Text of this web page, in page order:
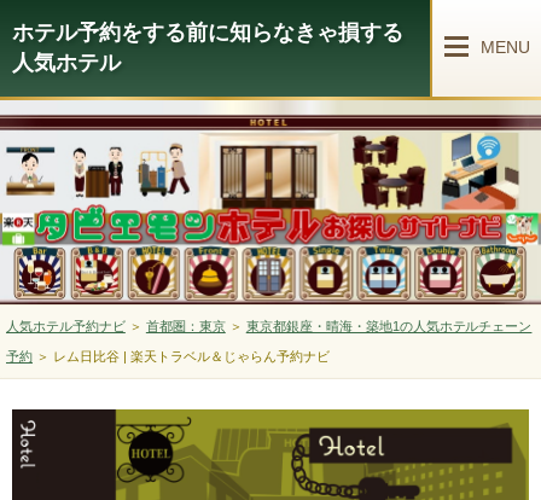
ホテル予約をする前に知らなきゃ損する
人気ホテル
MENU
人気ホテル予約ナビ＞ 首都圏：東京＞ 東京都銀座・晴海・築地1の人気ホテルチェーン
予約＞ レム日比谷 | 楽天トラベル＆じゃらん予約ナビ